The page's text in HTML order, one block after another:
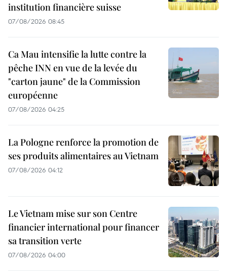
institution financière suisse
07/08/2026 08:45
Ca Mau intensifie la lutte contre la
pêche INN en vue de la levée du
"carton jaune" de la Commission
européenne
07/08/2026 04:25
La Pologne renforce la promotion de
ses produits alimentaires au Vietnam
07/08/2026 04:12
Le Vietnam mise sur son Centre
financier international pour financer
sa transition verte
07/08/2026 04:00